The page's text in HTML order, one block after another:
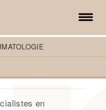
irpt.ch
en